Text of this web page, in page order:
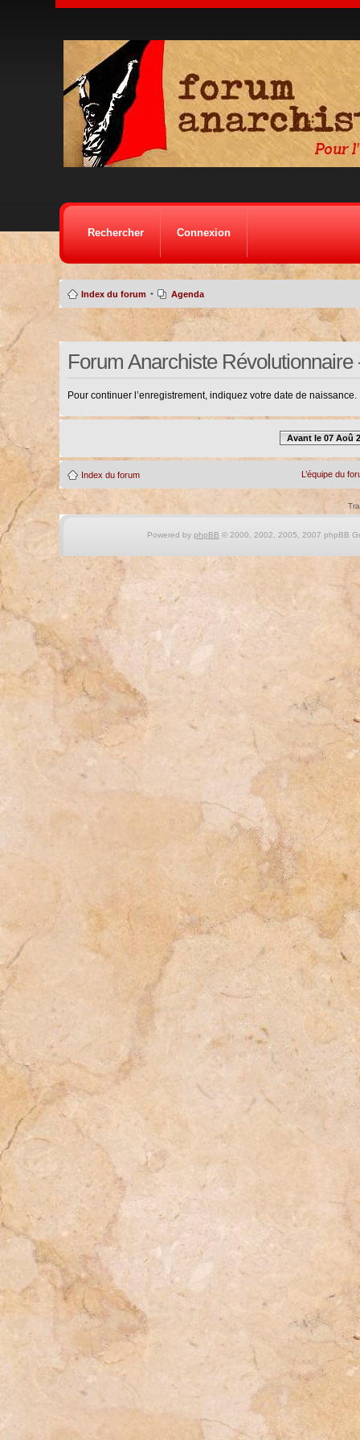
Rechercher Connexion
Index du forum • Agenda
Forum Anarchiste
Pour continuer l’enregistrement, indiquez votre date de naissance.
Avant le 07 Aoû
Index du forum L’équipe du
Powered by phpBB © 2000, 2002, 2005, 2007 phpBB